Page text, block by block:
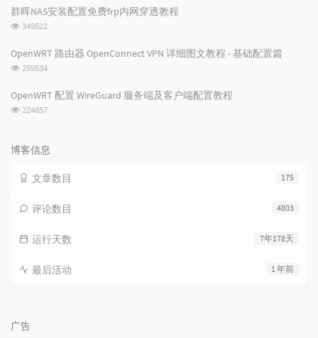
次
数:
群晖NAS安装配置免费frp内网穿透教程
浏
次
349522
OpenWRT 路由器 OpenConnect VPN 详细图文教程 - 基础配置篇
浏
次
259534
OpenWRT 配置 WireGuard 服务端及客户端配置教程
浏
数:
224857
博客信息
175
文章数目
4803
评论数目
7年178天
运行天数
1 年前
最后活动
广告